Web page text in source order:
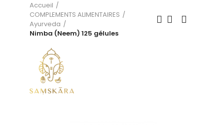
Accueil
COMPLEMENTS ALIMENTAIRES
Ayurveda
Nimba (Neem) 125 gélules